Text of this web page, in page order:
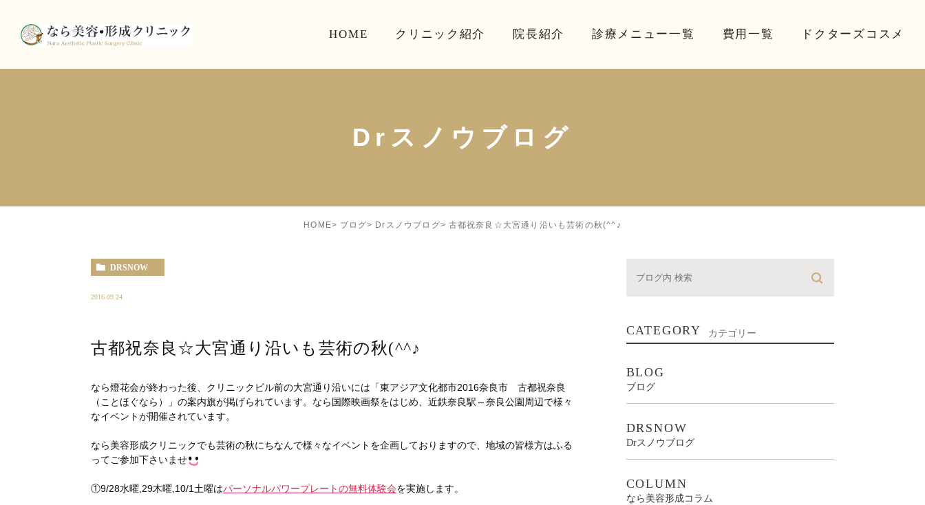
HOME クリニック紹介 院長紹介 診療メニュー一覧 費用一覧 ドクターズコスメ
Drスノウブログ
HOME ブログ Drスノウブログ 古都祝奈良☆大宮通り沿いも芸術の秋(^^♪
DRSNOW
2016.09.24
古都祝奈良☆大宮通り沿いも芸術の秋(^^♪
なら燈花会が終わった後、クリニックビル前の大宮通り沿いには「東アジア文化都市2016奈良市 古都祝奈良
（ことほぐなら）」の案内旗が掲げられています。なら国際映画祭をはじめ、近鉄奈良駅～奈良公園周辺で様々
なイベントが開催されています。
なら美容形成クリニックでも芸術の秋にちなんで様々なイベントを企画しておりますので、地域の皆様方はふる
ってご参加下さいませ
①9/28水曜,29木曜,10/1土曜はパーソナルパワープレートの無料体験会を実施します。
CATEGORY カテゴリー
BLOG
ブログ
DRSNOW
Drスノウブログ
COLUMN
なら美容形成コラム